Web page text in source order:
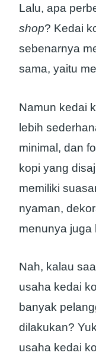
Lalu, apa
shop? Kedai
sebenarnya
sama, yaitu
Namun kedai
lebih
minimal, dan
kopi yang
memiliki
nyaman,
menunya juga
Nah, kalau
usaha kedai
banyak
dilakukan?
usaha kedai